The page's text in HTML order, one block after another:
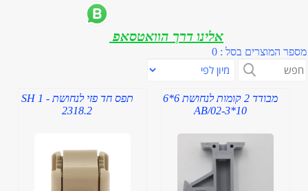
אלינו דרך הוואטסאפ
מספר המוצרים בסל : 0
מבודד 2 קומות לנחושת 6*6
AB/02-3*10
תפס חד פזי לנחושת SH 1 -
2318.2